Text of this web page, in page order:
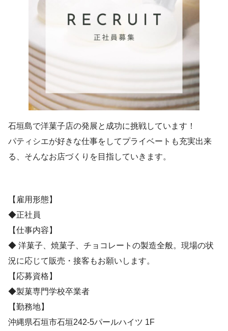
石垣島で洋菓子店の発展と成功に挑戦しています！
パティシエが好きな仕事をしてプライベートも充実出来
る、そんなお店づくりを目指していきます。
【雇用形態】
◆正社員
【仕事内容】
◆ 洋菓子、焼菓子、チョコレートの製造全般。現場の状
況に応じて販売・接客もお願いします。
【応募資格】
◆製菓専門学校卒業者
【勤務地】
沖縄県石垣市石垣242-5パールハイツ 1F